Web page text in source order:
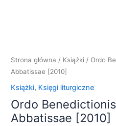
Strona główna / Książki / Ordo
Abbatissae [2010]
Książki, Księgi liturgiczne
Ordo
Abbatissae [2010]